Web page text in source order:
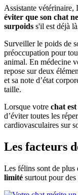
Assistante
éviter que son chat
surpoids s'il est déjà
Surveiller le poids de
préoccupation pour
animal. En médecine
repose sur deux
et sa note d’état
taille.
Lorsque votre chat
d’éviter toutes les
cardiovasculaires sur
Les facteurs
Les félins sont de plus
limité surtout pour